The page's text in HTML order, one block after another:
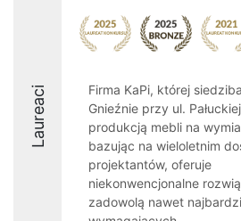
Laureaci
Firma KaPi, której
Gnieźnie przy ul.
produkcją mebli na
bazując na wieloletnim
projektantów, oferuje
niekonwencjonalne
zadowolą nawet